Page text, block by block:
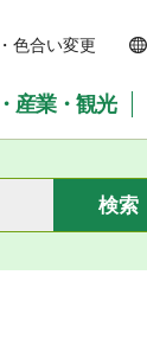
色合い変更
産業・観光